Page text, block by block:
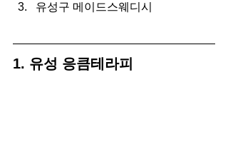
유성구 메이드스웨디시
1. 유성 응큼테라피